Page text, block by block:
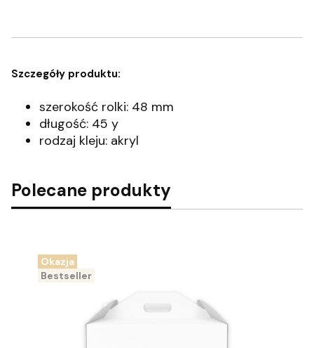
Szczegóły produktu:
szerokość rolki: 48 mm
długość: 45 y
rodzaj kleju: akryl
Polecane produkty
Okazja
Bestseller